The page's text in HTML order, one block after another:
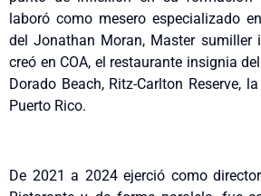
laboró como mesero especializado
del Jonathan Moran, Master sumiller
creó en COA, el restaurante insignia
Dorado Beach, Ritz-Carlton Reserve,
Puerto Rico.
De 2021 a 2024 ejerció como